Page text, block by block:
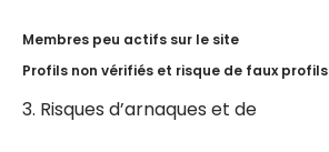
Membres peu actifs sur le site
Profils non vérifiés et risque de faux profils
3. Risques d’arnaques et de